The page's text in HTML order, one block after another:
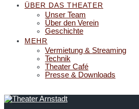
ÜBER DAS THEATER
Unser Team
Über den Verein
Geschichte
MEHR
Vermietung & Streaming
Technik
Theater Café
Presse & Downloads